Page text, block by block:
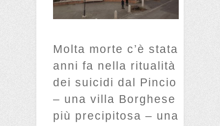
Molta morte c’è stata
anni fa nella ritualità
dei suicidi dal Pincio
– una villa Borghese
più precipitosa – una